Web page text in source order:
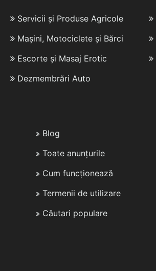
Servicii și Produse Agricole
Mașini, Motociclete și Bărci
Escorte și Masaj Erotic
Dezmembrări Auto
Blog
Toate anunțurile
Cum funcționează
Termenii de utilizare
Căutari populare